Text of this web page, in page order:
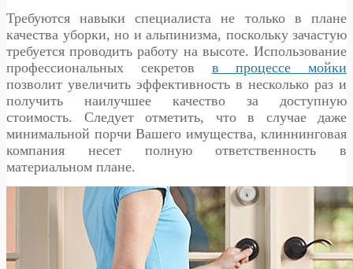
Требуются навыки специалиста не только в плане
качества уборки, но и альпинизма, поскольку зачастую
требуется проводить работу на высоте. Использование
профессиональных секретов в процессе мойки
позволит увеличить эффективность в несколько раз и
получить наилучшее качество за доступную
стоимость. Следует отметить, что в случае даже
минимальной порчи Вашего имущества, клиннинговая
компания несет полную ответственность в
материальном плане.